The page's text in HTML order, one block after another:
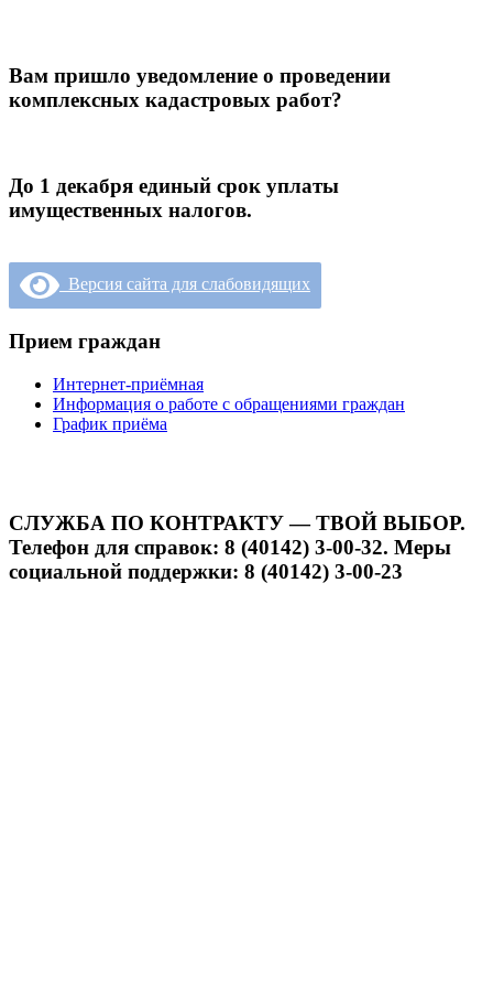
Вам пришло уведомление о проведении
комплексных кадастровых работ?
До 1 декабря единый срок уплаты
имущественных налогов.
Версия сайта для слабовидящих
Прием граждан
Интернет-приёмная
Информация о работе с обращениями граждан
График приёма
СЛУЖБА ПО КОНТРАКТУ — ТВОЙ ВЫБОР.
Телефон для справок: 8 (40142) 3-00-32. Меры
социальной поддержки: 8 (40142) 3-00-23